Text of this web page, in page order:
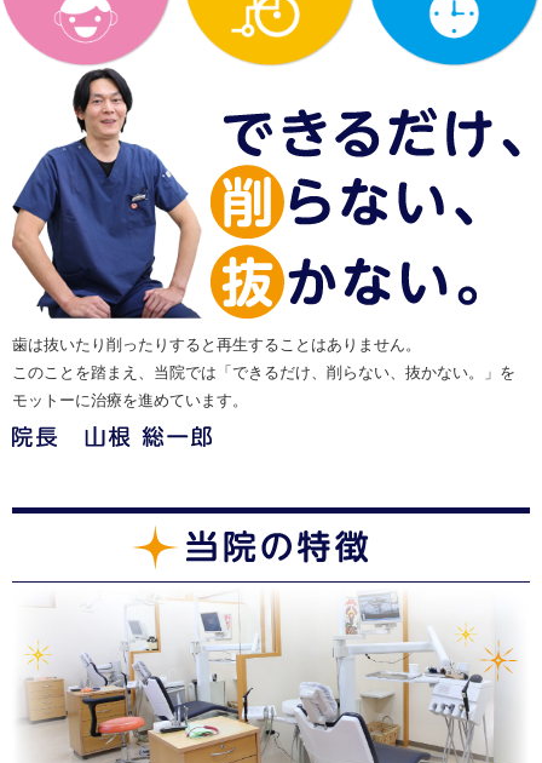
歯は抜いたり削ったりすると再生することはありません。
このことを踏まえ、当院では「できるだけ、削らない、抜かない。」を
モットーに治療を進めています。